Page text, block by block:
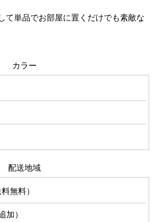
て単品でお部屋に置くだけでも素敵な
カラー
配送地域
無料）
加）